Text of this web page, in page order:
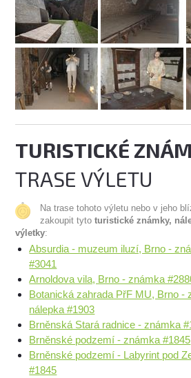
TURISTICKÉ
TRASE VÝLETU
Na trase tohoto výletu nebo v jeho
zakoupit tytoturistické známky,
výletky:
Absurdia - muzeum iluzí, Brno -
#3041
Arnoldova vila, Brno - známka
Botanická zahrada PřF MU, Brno -
nálepka #1903
Brněnská Stará radnice - známka
Brněnské podzemí - známka #1845
Brněnské podzemí - Labyrint pod
#1845